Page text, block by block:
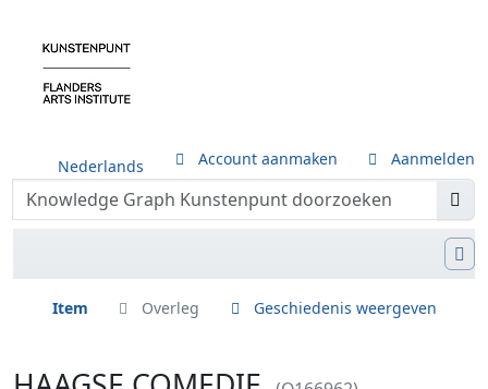
Nederlands Account aanmaken Aanmelden
Item Overleg Geschiedenis weergeven